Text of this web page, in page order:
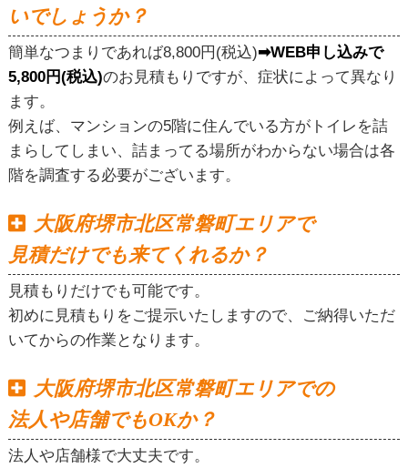
いでしょうか？
簡単なつまりであれば8,800円(税込)➡WEB申し込みで
5,800円(税込)のお見積もりですが、症状によって異なり
ます。
例えば、マンションの5階に住んでいる方がトイレを詰
まらしてしまい、詰まってる場所がわからない場合は各
階を調査する必要がございます。
大阪府堺市北区常磐町エリアで
見積だけでも来てくれるか？
見積もりだけでも可能です。
初めに見積もりをご提示いたしますので、ご納得いただ
いてからの作業となります。
大阪府堺市北区常磐町エリアでの
法人や店舗でもOKか？
法人や店舗様で大丈夫です。